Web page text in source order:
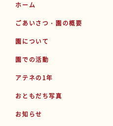
ホーム
ごあいさつ・園の概要
園について
園での活動
アテネの1年
おともだち写真
お知らせ